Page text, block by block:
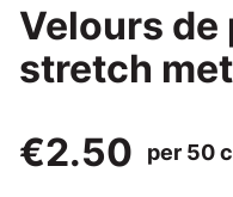
Velours de
stretch
€2.50
per 50